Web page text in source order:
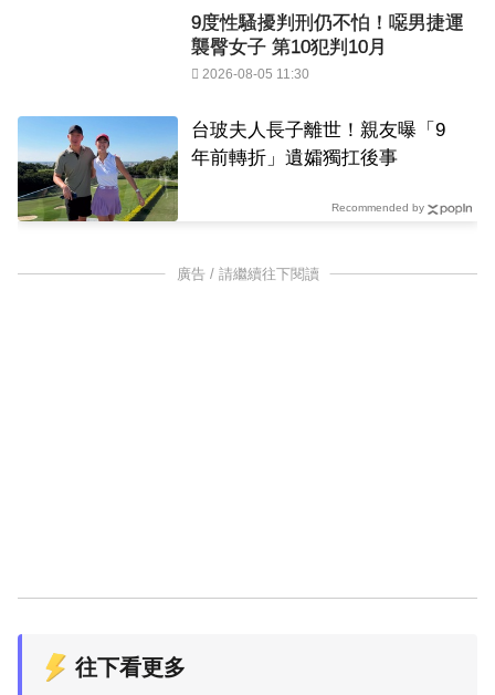
9度性騷擾判刑仍不怕！噁男捷運
襲臀女子 第10犯判10月
2026-08-05 11:30
台玻夫人長子離世！親友曝「9
年前轉折」遺孀獨扛後事
Recommended by
廣告 / 請繼續往下閱讀
往下看更多